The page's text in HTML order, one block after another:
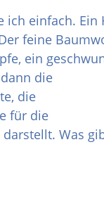
ich einfach. Ein
feine
ein
die
die
für die
Was